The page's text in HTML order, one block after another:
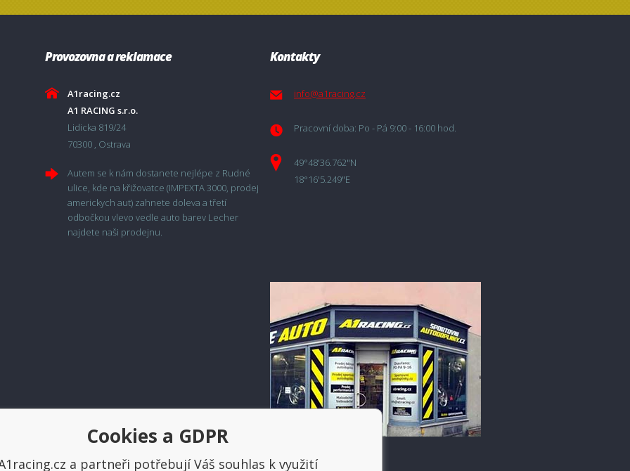
Provozovna a reklamace
A1racing.cz
A1 RACING s.r.o.
Lidicka 819/24
70300 , Ostrava
Autem se k nám dostanete nejlépe z Rudné
ulice, kde na křižovatce (IMPEXTA 3000, prodej
americkych aut) zahnete doleva a třetí
odbočkou vlevo vedle auto barev Lecher
najdete naši prodejnu.
Kontakty
info@a1racing.cz
Pracovní doba: Po - Pá 9:00 - 16:00 hod.
49°48'36.762"N
18°16'5.249"E
Platba a doprava
Cookies a GDPR
a partneři potřebují Váš souhlas k využití